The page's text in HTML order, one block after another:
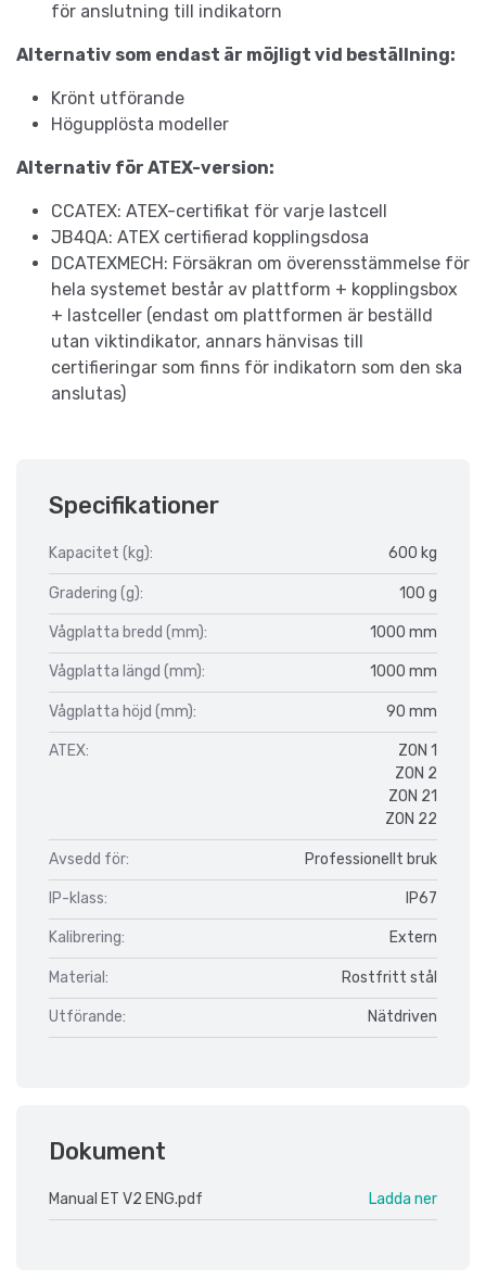
för anslutning till indikatorn
Alternativ som endast är möjligt vid beställning:
Krönt utförande
Högupplösta modeller
Alternativ för ATEX-version:
CCATEX: ATEX-certifikat för varje lastcell
JB4QA: ATEX certifierad kopplingsdosa
DCATEXMECH: Försäkran om överensstämmelse för
hela systemet består av plattform + kopplingsbox
+ lastceller (endast om plattformen är beställd
utan viktindikator, annars hänvisas till
certifieringar som finns för indikatorn som den ska
anslutas)
Specifikationer
Kapacitet (kg): 600 kg
Gradering (g): 100 g
Vågplatta bredd (mm): 1000 mm
Vågplatta längd (mm): 1000 mm
Vågplatta höjd (mm): 90 mm
ATEX:
ZON 1
ZON 2
ZON 21
ZON 22
Avsedd för: Professionellt bruk
IP-klass: IP67
Kalibrering: Extern
Material: Rostfritt stål
Utförande: Nätdriven
Dokument
Manual ET V2 ENG.pdf Ladda ner